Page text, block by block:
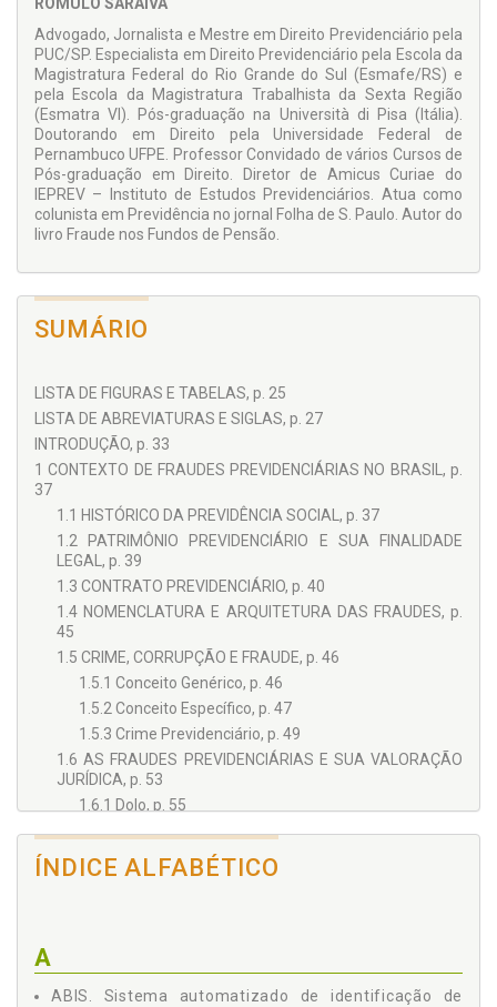
mecanismos de combate à fraude, os controles interno e
externo, as práticas de gestão previdenciária, que
infelizmente não têm sido suficientes para conter tanta
evasão de recursos. Esmiuça-se a arquitetura das fraudes,
seus partícipes emodus operandi , além de relacionar um
catálogo minudente de fraudes previdenciárias nacionais
subdividido em: históricas, fiscais, eletrônicas, bancárias,
relacionadas ao estado de saúde, rurais, assistenciais, de
acumulação, de falsidade documental, de estelionatários e
com envolvimento de agentes públicos. Também são
relacionadas fraudes internacionais.
RÔMULO SARAIVA
Advogado, Jornalista e Mestre em Direito Previdenciário pela
PUC/SP. Especialista em Direito Previdenciário pela Escola da
Magistratura Federal do Rio Grande do Sul (Esmafe/RS) e
pela Escola da Magistratura Trabalhista da Sexta Região
(Esmatra VI). Pós-graduação na Università di Pisa (Itália).
Doutorando em Direito pela Universidade Federal de
Pernambuco UFPE. Professor Convidado de vários Cursos de
Pós-graduação em Direito. Diretor de Amicus Curiae do
IEPREV – Instituto de Estudos Previdenciários. Atua como
colunista em Previdência no jornal Folha de S. Paulo. Autor do
livro Fraude nos Fundos de Pensão.
SUMÁRIO
LISTA DE FIGURAS E TABELAS, p. 25
LISTA DE ABREVIATURAS E SIGLAS, p. 27
INTRODUÇÃO, p. 33
1 CONTEXTO DE FRAUDES PREVIDENCIÁRIAS NO BRASIL, p.
37
1.1 HISTÓRICO DA PREVIDÊNCIA SOCIAL, p. 37
1.2 PATRIMÔNIO PREVIDENCIÁRIO E SUA FINALIDADE
LEGAL, p. 39
1.3 CONTRATO PREVIDENCIÁRIO, p. 40
1.4 NOMENCLATURA E ARQUITETURA DAS FRAUDES, p.
45
1.5 CRIME, CORRUPÇÃO E FRAUDE, p. 46
1.5.1 Conceito Genérico, p. 46
1.5.2 Conceito Específico, p. 47
1.5.3 Crime Previdenciário, p. 49
1.6 AS FRAUDES PREVIDENCIÁRIAS E SUA VALORAÇÃO
JURÍDICA, p. 53
1.6.1 Dolo, p. 55
1.6.2 Culpa, p. 56
1.6.3 Boa-fé Objetiva, p. 57
1.6.4 Má-fé, p. 60
da Lei, p. 64
2 INFORMAÇÃO É PODER (E DINHEIRO), p. 67
ÍNDICE ALFABÉTICO
A
ABIS. Sistema automatizado de identificação de